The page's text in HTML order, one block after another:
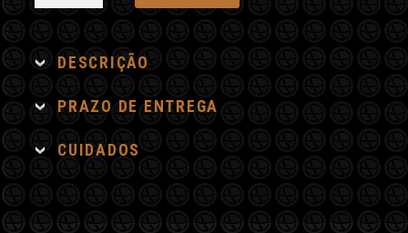
DESCRIÇÃO
PRAZO DE ENTREGA
CUIDADOS